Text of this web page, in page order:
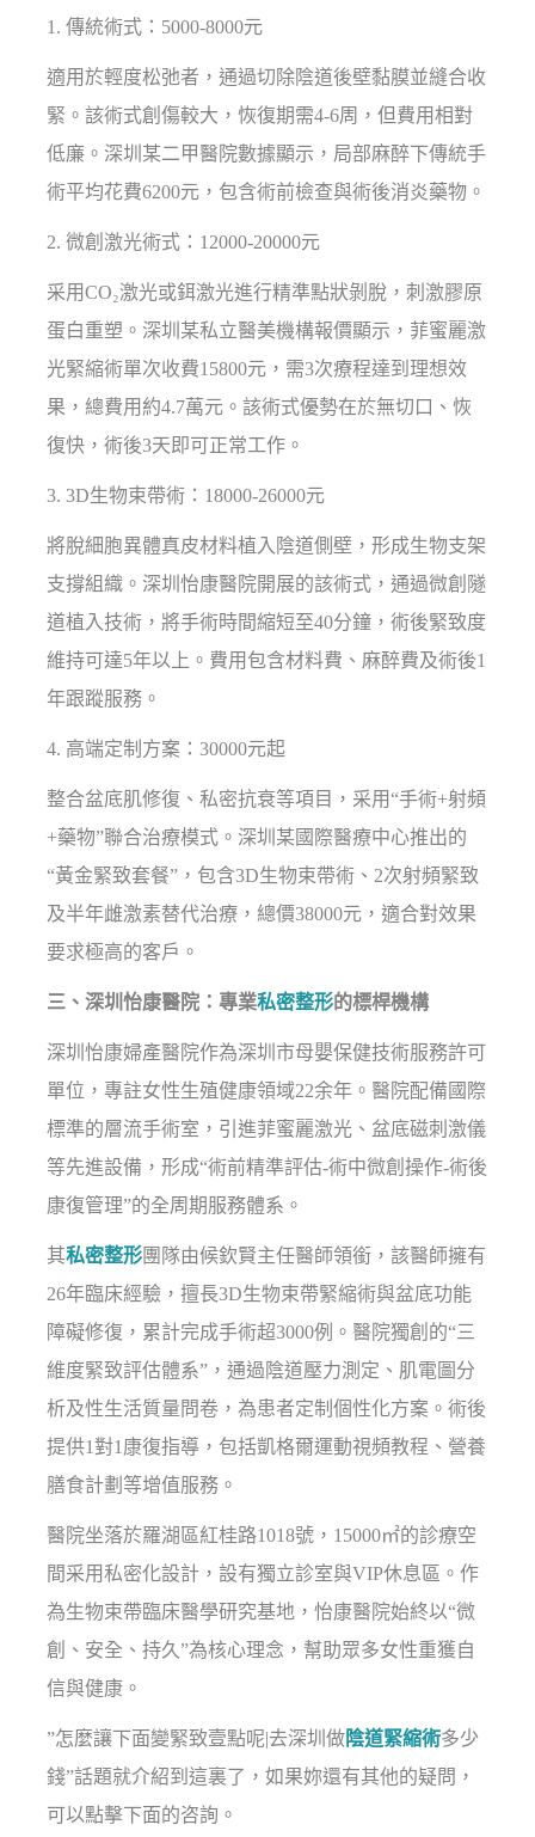
1. 傳統術式：5000-8000元
適用於輕度松弛者，通過切除陰道後壁黏膜並縫合收
緊。該術式創傷較大，恢復期需4-6周，但費用相對
低廉。深圳某二甲醫院數據顯示，局部麻醉下傳統手
術平均花費6200元，包含術前檢查與術後消炎藥物。
2. 微創激光術式：12000-20000元
采用CO₂激光或鉺激光進行精準點狀剝脫，刺激膠原
蛋白重塑。深圳某私立醫美機構報價顯示，菲蜜麗激
光緊縮術單次收費15800元，需3次療程達到理想效
果，總費用約4.7萬元。該術式優勢在於無切口、恢
復快，術後3天即可正常工作。
3. 3D生物束帶術：18000-26000元
將脫細胞異體真皮材料植入陰道側壁，形成生物支架
支撐組織。深圳怡康醫院開展的該術式，通過微創隧
道植入技術，將手術時間縮短至40分鐘，術後緊致度
維持可達5年以上。費用包含材料費、麻醉費及術後1
年跟蹤服務。
4. 高端定制方案：30000元起
整合盆底肌修復、私密抗衰等項目，采用“手術+射頻
+藥物”聯合治療模式。深圳某國際醫療中心推出的
“黃金緊致套餐”，包含3D生物束帶術、2次射頻緊致
及半年雌激素替代治療，總價38000元，適合對效果
要求極高的客戶。
三、深圳怡康醫院：專業私密整形的標桿機構
深圳怡康婦產醫院作為深圳市母嬰保健技術服務許可
單位，專註女性生殖健康領域22余年。醫院配備國際
標準的層流手術室，引進菲蜜麗激光、盆底磁刺激儀
等先進設備，形成“術前精準評估-術中微創操作-術後
康復管理”的全周期服務體系。
其私密整形團隊由候欽賢主任醫師領銜，該醫師擁有
26年臨床經驗，擅長3D生物束帶緊縮術與盆底功能
障礙修復，累計完成手術超3000例。醫院獨創的“三
維度緊致評估體系”，通過陰道壓力測定、肌電圖分
析及性生活質量問卷，為患者定制個性化方案。術後
提供1對1康復指導，包括凱格爾運動視頻教程、營養
膳食計劃等增值服務。
醫院坐落於羅湖區紅桂路1018號，15000㎡的診療空
間采用私密化設計，設有獨立診室與VIP休息區。作
為生物束帶臨床醫學研究基地，怡康醫院始終以“微
創、安全、持久”為核心理念，幫助眾多女性重獲自
信與健康。
”怎麼讓下面變緊致壹點呢|去深圳做陰道緊縮術多少
錢”話題就介紹到這裏了，如果妳還有其他的疑問，
可以點擊下面的咨詢。